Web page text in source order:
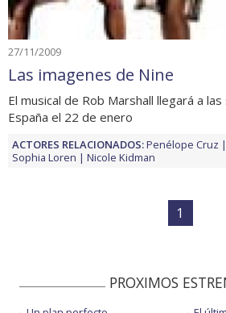
27/11/2009
Las imagenes de Nine
El musical de Rob Marshall llegará a
España el 22 de enero
ACTORES RELACIONADOS:Penélope Cruz
Sophia Loren
Nicole Kidman
1
PROXIMOS